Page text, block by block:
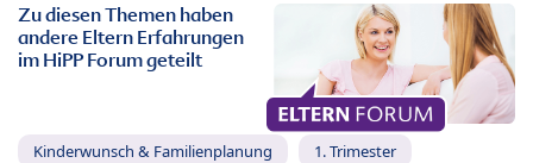
Zu diesen Themen haben
andere Eltern Erfahrungen
im HiPP Forum geteilt
Kinderwunsch & Familienplanung 1. Trimester